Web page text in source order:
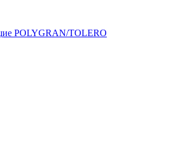
POLYGRAN/TOLERO